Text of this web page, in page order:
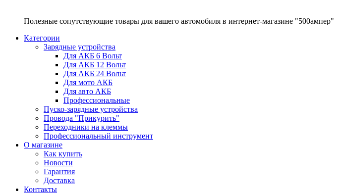
Полезные сопутствующие товары для вашего автомобиля в интернет-магазине "500ампер"
Категории
Зарядные устройства
Для АКБ 6 Вольт
Для АКБ 12 Вольт
Для АКБ 24 Вольт
Для мото АКБ
Для авто АКБ
Профессиональные
Пуско-зарядные устройства
Провода "Прикурить"
Переходники на клеммы
Профессиональный инструмент
О магазине
Как купить
Новости
Гарантия
Доставка
Контакты